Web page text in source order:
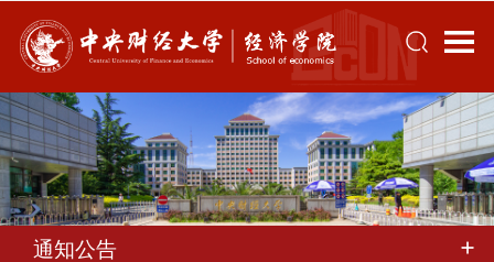
通知公告